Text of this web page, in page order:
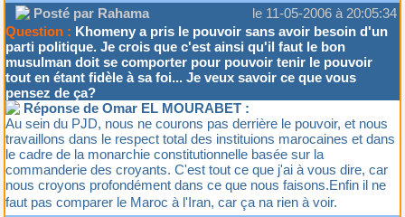
Posté par Rahama
le 11-05-2006 à 20:05:34
Question : Khomeny a pris le pouvoir sans avoir besoin d'un
parti politique. Je crois que c'est ainsi qu'il faut le bon
musulman doit se comporter pour pouvoir tenir le pouvoir
tout en étant fidèle à sa foi... Je veux savoir ce que vous
pensez de ça?
Réponse de Omar EL MOURABET :
Au sein du PJD, nous ne courons pas derrière le pouvoir, et nous
travaillons dans le respect total des instituions marocaines et dans
le cadre de la monarchie constitutionnelle basée sur la
commanderie des croyants. C'est tout ce que j'ai à vous dire, car
nous croyons profondément dans ce que nous faisons.Enfin il ne
faut pas comparer le Maroc à l'Iran, car ça na rien à voir.